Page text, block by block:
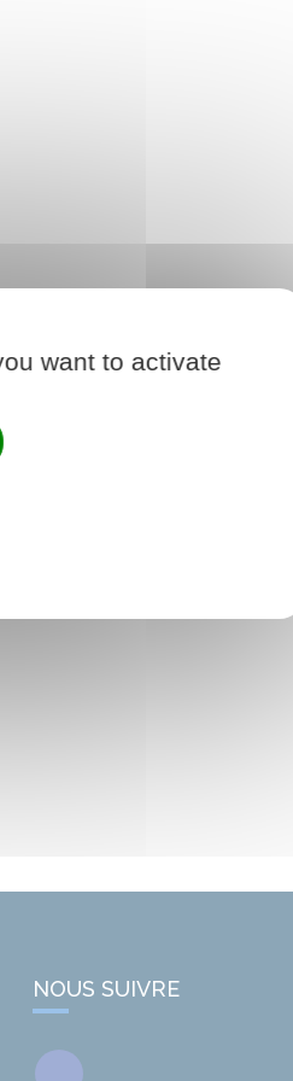
NOUS SUIVRE
want to activate